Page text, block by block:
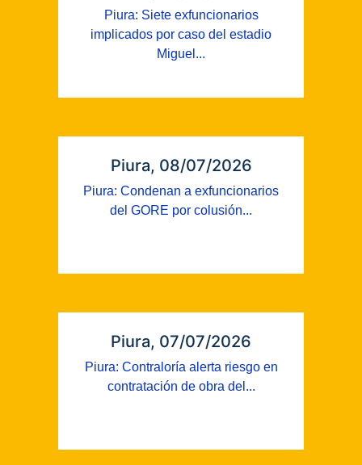
Piura: Siete exfuncionarios
implicados por caso del estadio
Miguel...
Piura, 08/07/2026
Piura: Condenan a exfuncionarios
del GORE por colusión...
Piura, 07/07/2026
Piura: Contraloría alerta riesgo en
contratación de obra del...